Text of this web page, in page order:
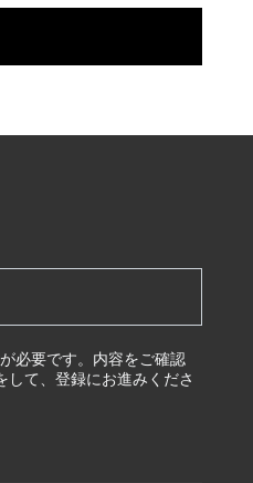
必要です。内容をご確認
て、登録にお進みくださ